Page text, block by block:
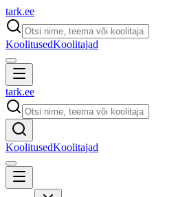
tark.ee
KoolitusedKoolitajad
tark.ee
KoolitusedKoolitajad